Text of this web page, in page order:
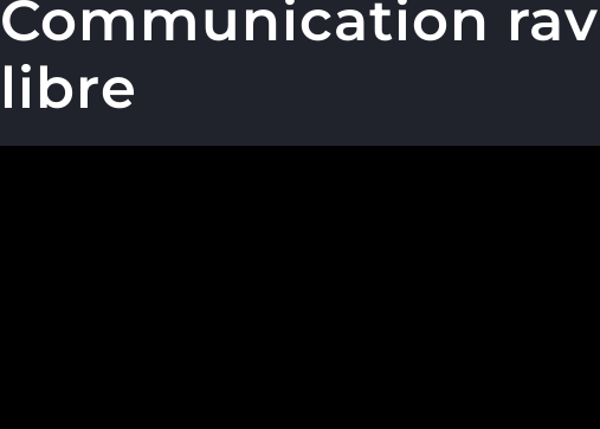
Communication
libre